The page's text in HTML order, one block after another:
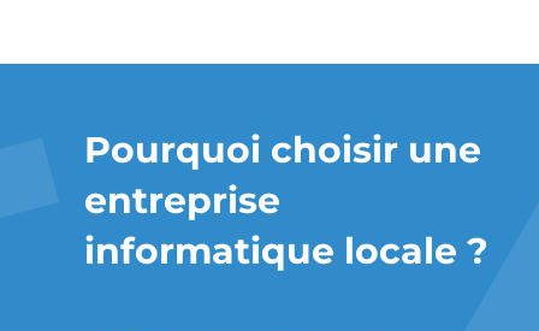
Pourquoi choisir une
entreprise
informatique locale ?